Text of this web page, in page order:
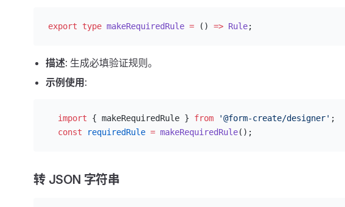
export type makeRequiredRule = () => Rule;
描述: 生成必填验证规则。
示例使用:
  import
{ makeRequiredRule } from '@form-create/designer' ;
  const
requiredRule = makeRequiredRule();
转 JSON 字符串